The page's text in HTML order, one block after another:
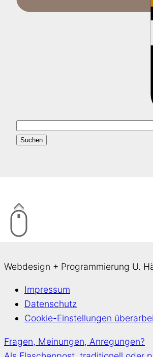
Webdesign + Programmierung U.
Impressum
Datenschutz
Cookie-Einstellungen
Fragen, Meinungen, Anregungen?